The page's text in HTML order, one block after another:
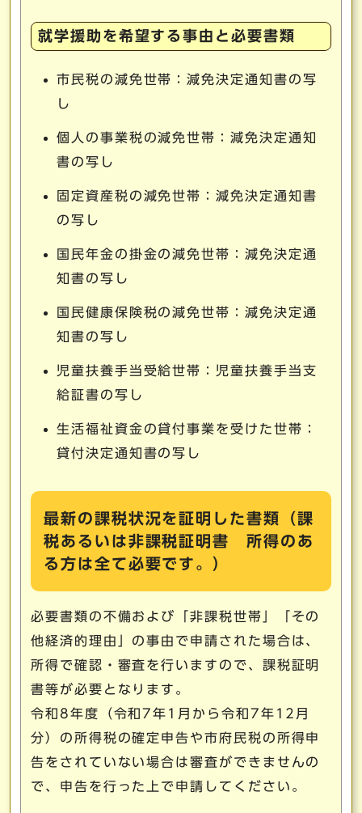
就学援助を希望する事由と必要書類
市民税の減免世帯：減免決定通知書の写
し
個人の事業税の減免世帯：減免決定通知
書の写し
固定資産税の減免世帯：減免決定通知書
の写し
国民年金の掛金の減免世帯：減免決定通
知書の写し
国民健康保険税の減免世帯：減免決定通
知書の写し
児童扶養手当受給世帯：児童扶養手当支
給証書の写し
生活福祉資金の貸付事業を受けた世帯：
貸付決定通知書の写し
最新の課税状況を証明した書類（課
税あるいは非課税証明書 所得のあ
る方は全て必要です。）
必要書類の不備および「非課税世帯」「その
他経済的理由」の事由で申請された場合は、
所得で確認・審査を行いますので、課税証明
書等が必要となります。
令和8年度（令和7年1月から令和7年12月
分）の所得税の確定申告や市府民税の所得申
告をされていない場合は審査ができませんの
で、申告を行った上で申請してください。